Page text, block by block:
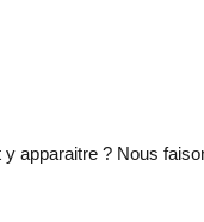
apparaitre ? Nous